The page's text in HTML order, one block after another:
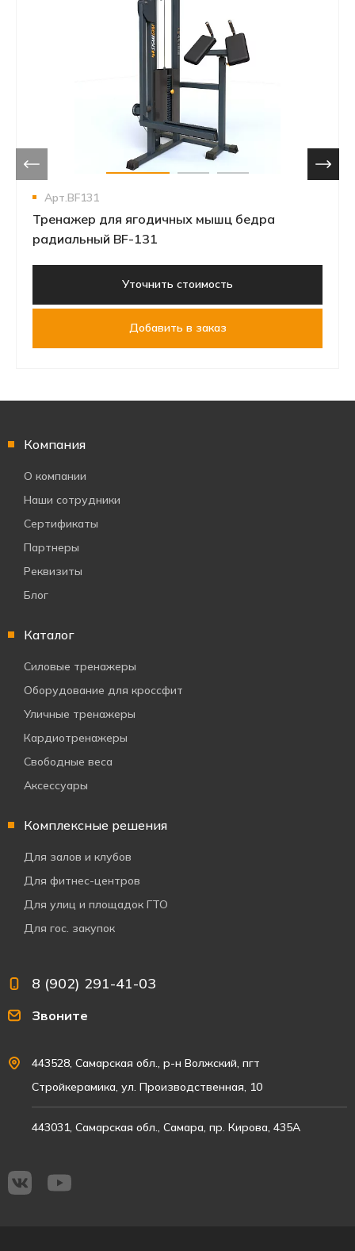
Арт.BF131
Тренажер для ягодичных мышц бедра
радиальный BF-131
Уточнить стоимость
Добавить в заказ
Компания
О компании
Наши сотрудники
Сертификаты
Партнеры
Реквизиты
Блог
Каталог
Силовые тренажеры
Оборудование для кроссфит
Уличные тренажеры
Кардиотренажеры
Свободные веса
Аксессуары
Комплексные решения
Для залов и клубов
Для фитнес-центров
Для улиц и площадок ГТО
Для гос. закупок
8 (902) 291-41-03
Звоните
443528, Самарская обл., р-н Волжский, пгт
Стройкерамика, ул. Производственная, 10
443031, Самарская обл., Самара, пр. Кирова, 435А